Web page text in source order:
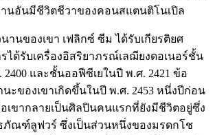
านอันมีชีวิตชีวาของคอนสแตนติโนเปิล
านของเขา เฟลิกซ์ ซีม ได้รับเกียรติยศ
ได้รับเครื่องอิสริยาภรณ์เลฌียงดอเนอร์ชั้น
2400 และชั้นออฟีซีเยในปี พ.ศ. 2421 ข้อ
ะของเขาเกิดขึ้นในปี พ.ศ. 2453 หนึ่งปีก่อน
อเขากลายเป็นศิลปินคนแรกที่ยังมีชีวิตอยู่ซึ่ง
ภัณฑ์ลูฟวร์ ซึ่งเป็นส่วนหนึ่งของมรดกโช